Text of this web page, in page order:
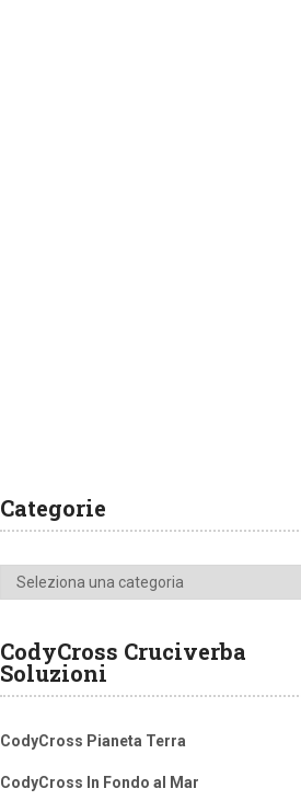
Categorie
Categorie
CodyCross Cruciverba
Soluzioni
CodyCross Pianeta Terra
CodyCross In Fondo al Mar